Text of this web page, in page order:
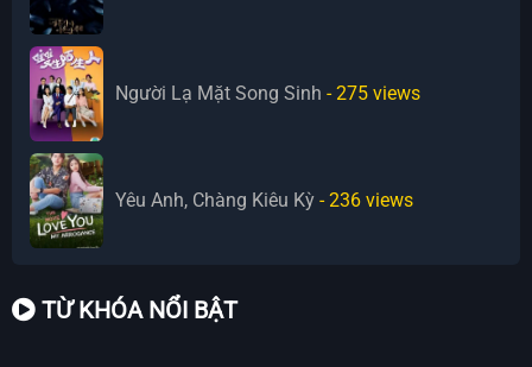
Người Lạ Mặt Song Sinh - 275 views
Yêu Anh, Chàng Kiêu Kỳ - 236 views
TỪ KHÓA NỔI BẬT